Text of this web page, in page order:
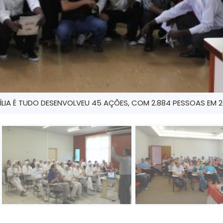
É TUDO DESENVOLVEU 45 AÇÕES, COM 2.884 PESSOAS EM